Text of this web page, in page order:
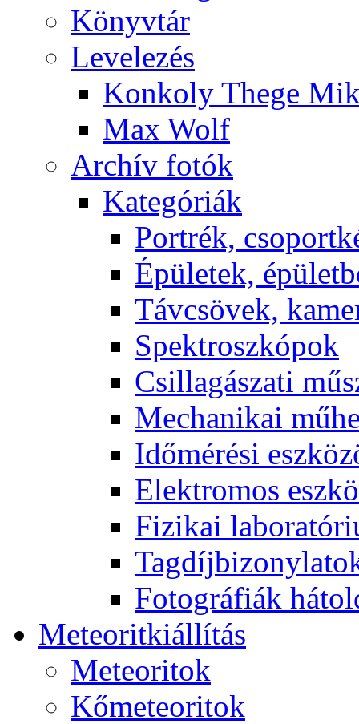
Könyv­tár
Le­ve­le­zés
Kon­koly The­ge
Max Wolf
Ar­chív fo­tók
Ka­te­gó­ri­ák
Port­rék,
Épü­le­tek,
Táv­csö­vek,
Spekt­rosz­kó­pok
Csil­la­gá­sza­ti
Me­cha­ni­kai
Idő­mé­ré­si
Elekt­ro­mos
Fi­zi­kai
Fo­tog­rá­fi­ák
Me­te­o­rit­ki­ál­lí­tás
Me­te­o­ri­tok
Kő­me­te­o­ri­tok